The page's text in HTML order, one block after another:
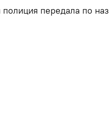
полиция передала по